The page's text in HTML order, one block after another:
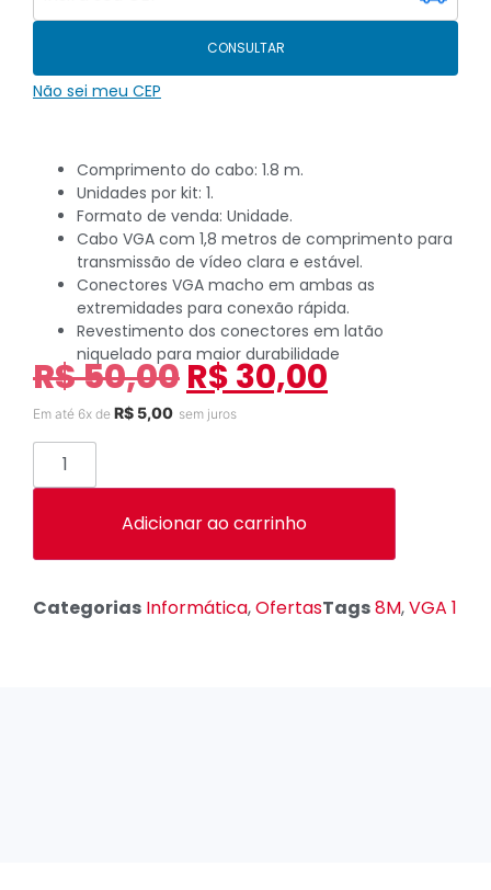
CONSULTAR
Não sei meu CEP
Comprimento do cabo: 1.8 m.
Unidades por kit: 1.
Formato de venda: Unidade.
Cabo VGA com 1,8 metros de comprimento para
transmissão de vídeo clara e estável.
Conectores VGA macho em ambas as
extremidades para conexão rápida.
Revestimento dos conectores em latão
niquelado para maior durabilidade
R$50,00R$30,00
Em até 6x de R$ 5,00 sem juros
Adicionar ao carrinho
Categorias Informática,OfertasTags8M,VGA 1